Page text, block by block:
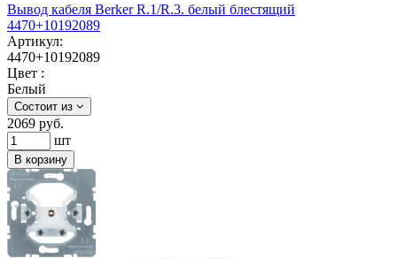
Вывод кабеля Berker R.1/R.3. белый блестящий
4470+10192089
Артикул:
4470+10192089
Цвет :
Белый
Состоит из
2069 руб.
шт
В корзину